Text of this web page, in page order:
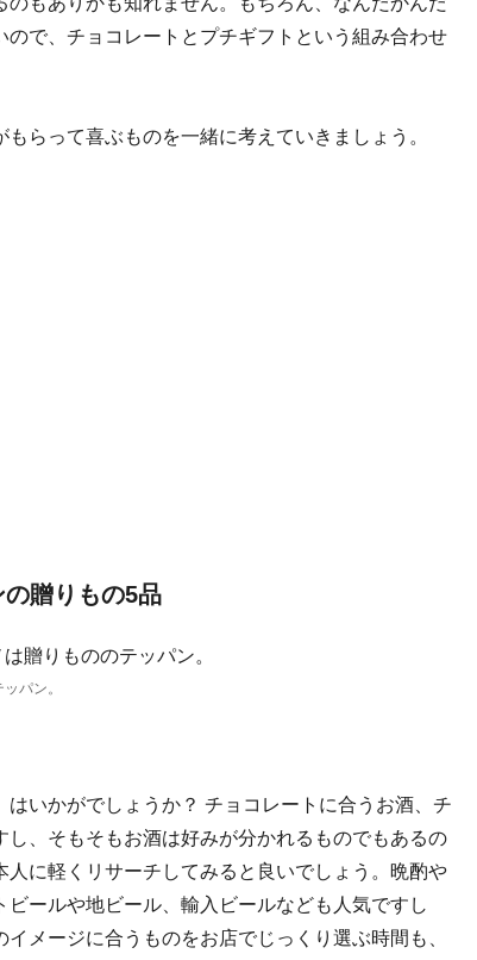
ので、チョコレートとプチギフトという組み合わせ
らって喜ぶものを一緒に考えていきましょう。
贈りもの5品
パン。
いかがでしょうか？ チョコレートに合うお酒、チ
、そもそもお酒は好みが分かれるものでもあるの
に軽くリサーチしてみると良いでしょう。晩酌や
ールや地ビール、輸入ビールなども人気ですし
メージに合うものをお店でじっくり選ぶ時間も、